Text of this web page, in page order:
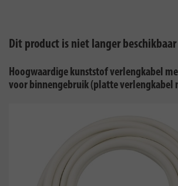
Dit product is niet langer beschikbaar
Hoogwaardige kunststof verlengkabel
voor binnengebruik (platte verlengkabel